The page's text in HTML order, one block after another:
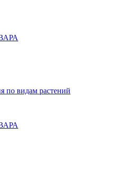
по видам растений